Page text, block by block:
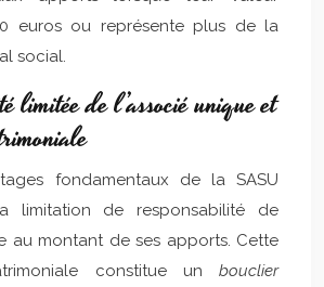
euros ou représente plus de la
social.
limitée de l’associé unique et
fondamentaux de la SASU
limitation de responsabilité de
au montant de ses apports. Cette
constitue un bouclier